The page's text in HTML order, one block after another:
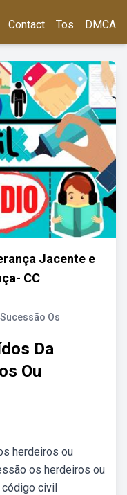
Contact Tos DMCA
Jacente e
CC
Os
Da
Ou
herdeiros ou
os herdeiros ou
código civil